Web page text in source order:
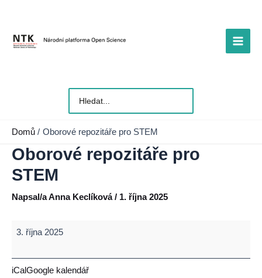
obsah
Main
pro:
Domů Oborové repozitáře pro STEM
Oborové repozitáře pro
STEM
Napsal/aAnna Keclíková/ 1. října 2025
Oborové
STEM
3. října 2025
iCalGoogle kalendář